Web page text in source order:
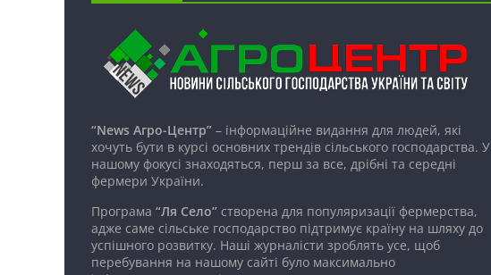
“News Агро-Центр” – інформаційне видання для людей, які
хочуть бути в курсі основних трендів сільського господарства. У
нашому фокусі знаходяться, перш за все, дрібні та середні
фермери України.
Програма “Ля Село” створена для популяризації фермерства,
адже саме сільське господарство підтримує країну на шляху до
успішного розвитку. Наші журналісти зроблять усе, щоб
перебування на нашому сайті було максимально